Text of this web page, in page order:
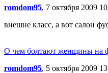
romdom95, 7 октября 2009
внешне класс, а вот салон
О чем болтают женщины на
romdom95, 5 октября 2009